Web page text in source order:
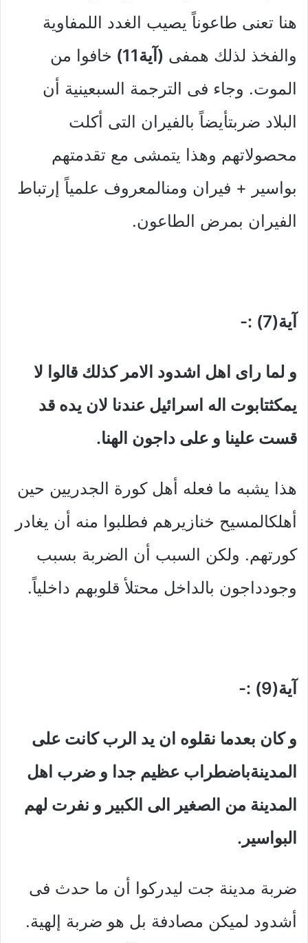
هنا تعنى طاعوناً يصيب الغدد اللمفاوية
والفخذ لذلك همفى (آية11)
خافوا من
الموت. وجاء فى الترجمة السبعينية أن
البلاد ضربتأيضاً بالفيران التى أكلت
محصولاتهم وهذا يتمشى مع تقدمتهم
بواسير + فيران ومنالمعروف علمياً إرتباط
الفيران بمرض الطاعون.
آية(7) :-
و لما راى اهل اشدود الامر كذلك قالوا لا
يمكثتابوت اله اسرائيل عندنا لان يده قد
قست علينا و على داجون الهنا.
هذا يشبه ما فعله أهل كورة الجدريين حين
أهلكالمسيح خنازيرهم فطلبوا منه أن يغادر
كورتهم. ولكن السبب أن الضربة بسبب
وجودداجون بالداخل محتلأ قلوبهم داخلياً.
آية(9) :-
و كان بعدما نقلوه ان يد الرب كانت على
المدينةباضطراب عظيم جدا و ضرب اهل
المدينة من الصغير الى الكبير و نفرت لهم
البواسير.
ضربة مدينة جت ليدركوا أن ما حدث فى
أشدود لميكن مصادفة بل هو ضربة إلهية.